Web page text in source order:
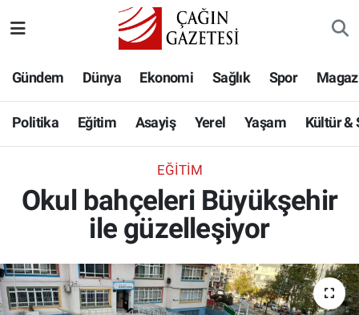
Gündem Dünya Ekonomi Sağlık Spor
Politika Eğitim Asayiş Yerel Yaşam Kültür &
EĞITIM
Okul bahçeleri Büyükşehir
ile güzelleşiyor
Eğitim
Asayiş
Kültür & Sanat
Bilim-Teknoloji
Hava Durumu
Namaz Vakitleri
Süper Lig Puan Durumu ve Fikstür
Tüm Manşetler
Son Dakika Haberleri